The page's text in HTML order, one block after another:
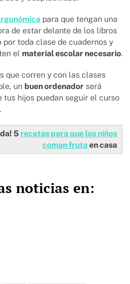
para que tengan una
de estar delante de los libros
por toda clase de cuadernos y
el material escolar necesario.
que corren y con las clases
un buen ordenador será
tus hijos puedan seguir el curso
5 recetas para que los niños
coman fruta en casa
noticias en: